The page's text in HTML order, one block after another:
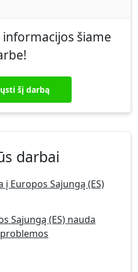
šiame
šį darbą
darbai
Europos Sajungą (ES)
Sąjungą (ES) nauda